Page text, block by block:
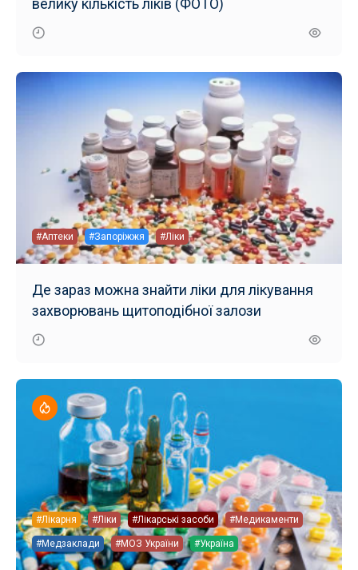
велику кількість ліків (ФОТО)
#Аптеки #Запоріжжя #Ліки
Де зараз можна знайти ліки для лікування
захворювань щитоподібної залози
#Лікарня #Ліки #Лікарські засоби #Медикаменти
#Медзаклади #МОЗ України #Україна